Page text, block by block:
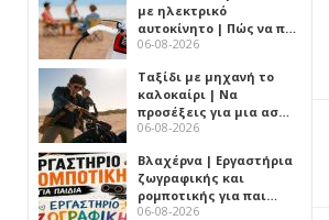
με ηλεκτρικό
αυτοκίνητο | Πώς να π…
06-08-2026
Ταξίδι με μηχανή το
καλοκαίρι | Να
προσέξεις για μια ασ…
06-08-2026
Βλαχέρνα | Εργαστήρια
ζωγραφικής και
ρομποτικής για παι…
06-08-2026